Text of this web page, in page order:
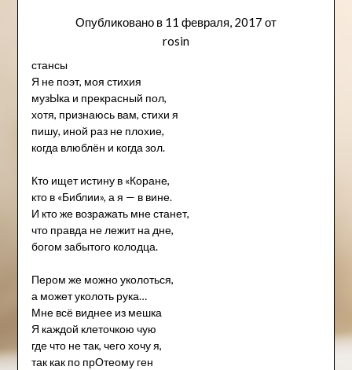
Опубликовано в 11 февраля, 2017 от
rosin
стансы
Я не поэт, моя стихия
музЫка и прекрасный пол,
хотя, признаюсь вам, стихи я
пишу, иной раз не плохие,
когда влюблён и когда зол.
Кто ищет истину в «Коране,
кто в «Библии», а я — в вине.
И кто же возражать мне станет,
что правда не лежит на дне,
богом забытого колодца.
Пером же можно уколоться,
а может уколоть рука…
Мне всё виднее из мешка
Я каждой клеточкою чую
где что не так, чего хочу я,
так как по прОтеому ген